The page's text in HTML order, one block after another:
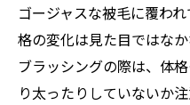
ゴージャスな被毛に覆わ
格の変化は見た目ではな
ブラッシングの際は、体
り太ったりしていないか注